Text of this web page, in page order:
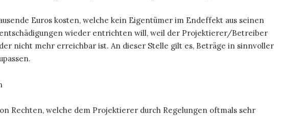
Euros kosten, welche kein Eigentümer im Endeffekt aus seinen
wieder entrichten will, weil der Projektierer/Betreiber
nicht mehr erreichbar ist. An dieser Stelle gilt es, Beträge in sinnvoller
Rechten, welche dem Projektierer durch Regelungen oftmals sehr